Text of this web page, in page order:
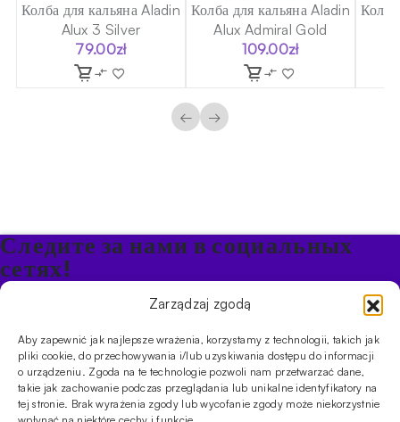
Zarządzaj zgodą
Aby zapewnić jak najlepsze wrażenia, korzystamy z technologii, takich jak
pliki cookie, do przechowywania i/lub uzyskiwania dostępu do informacji
o urządzeniu. Zgoda na te technologie pozwoli nam przetwarzać dane,
takie jak zachowanie podczas przeglądania lub unikalne identyfikatory na
tej stronie. Brak wyrażenia zgody lub wycofanie zgody może niekorzystnie
Колба для кальяна Aladin
Alux 3 Silver
79.00zł
Колба для кальяна Aladin
Alux Admiral Gold
109.00zł
← →
Следите за нами в социальных
сетях!
Будьте в курсе акций и новостей в Кальяне
ПРОДУКТЫ
КальяныЧашиУгли и розжигПродукты безникотиновые
ИНФОРМАЦИЯ